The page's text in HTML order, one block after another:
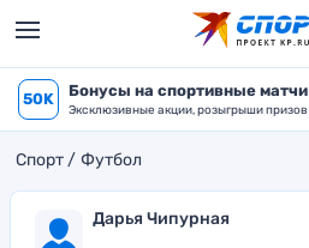
50K Бонусы на спортивные матчи
Эксклюзивные акции, розыгрыши призов
Спорт Футбол
Дарья Чипурная